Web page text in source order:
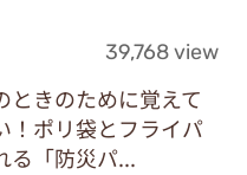
39,768 view
ときのために覚えて
！ポリ袋とフライパ
る「防災パ...